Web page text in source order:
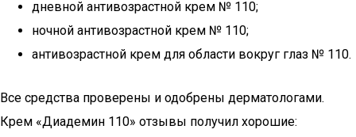
дневной антивозрастной крем № 110;
ночной антивозрастной крем № 110;
антивозрастной крем для области вокруг глаз № 110.
Все средства проверены и одобрены дерматологами.
Крем «Диадемин 110» отзывы получил хорошие: